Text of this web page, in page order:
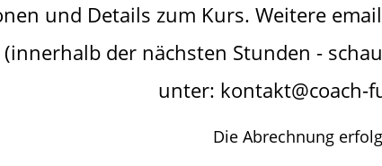
und Details zum Kurs. Weitere
der nächsten Stunden -
unter: kontakt@coach-
Die Abrechnung